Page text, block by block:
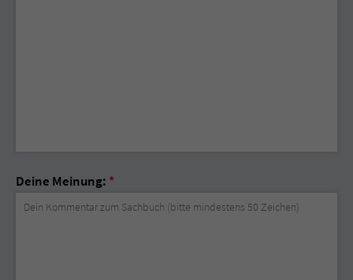
Deine Meinung: *